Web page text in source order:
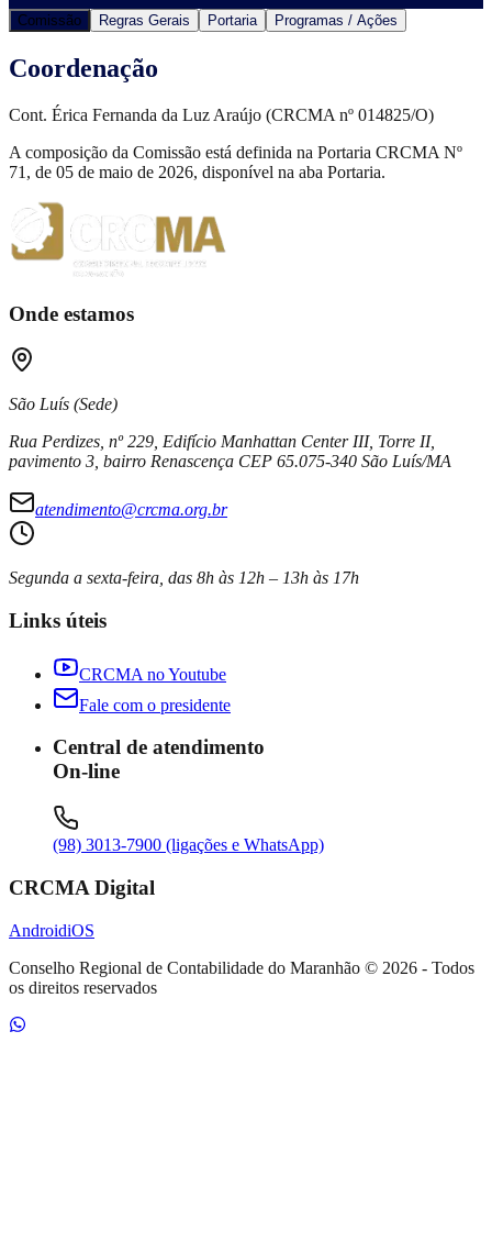
Comissão Regras Gerais Portaria Programas / Ações
Coordenação
Cont. Érica Fernanda da Luz Araújo (CRCMA nº 014825/O)
A composição da Comissão está definida na Portaria CRCMA Nº
71, de 05 de maio de 2026, disponível na aba Portaria.
Onde estamos
São Luís (Sede)
Rua Perdizes, nº 229, Edifício Manhattan Center III, Torre II,
pavimento 3, bairro Renascença CEP 65.075-340 São Luís/MA
atendimento@crcma.org.br
Segunda a sexta-feira, das 8h às 12h – 13h às 17h
Links úteis
CRCMA no Youtube
Fale com o presidente
Central de atendimento
On-line
(98) 3013-7900 (ligações e WhatsApp)
CRCMA Digital
AndroidiOS
Conselho Regional de Contabilidade do Maranhão © 2026 - Todos
os direitos reservados